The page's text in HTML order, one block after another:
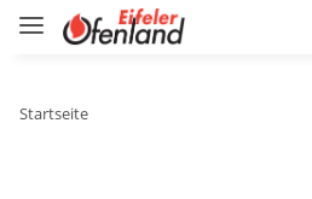
Startseite